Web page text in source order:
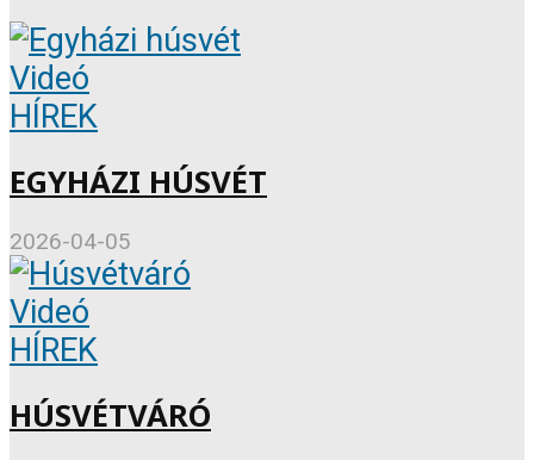
Videó
HÍREK
EGYHÁZI HÚSVÉT
2026-04-05
Videó
HÍREK
HÚSVÉTVÁRÓ